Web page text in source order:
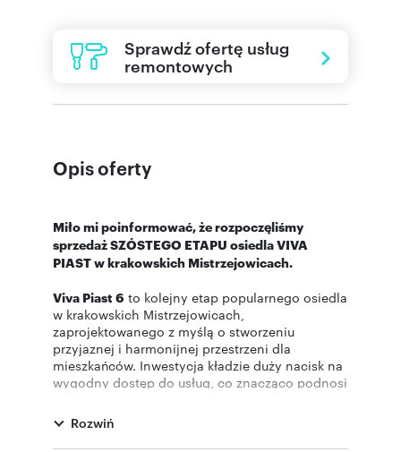
Sprawdź ofertę usług
remontowych
Opis oferty
Miło mi poinformować, że rozpoczęliśmy
sprzedaż SZÓSTEGO ETAPU osiedla VIVA
PIAST w krakowskich Mistrzejowicach.
Viva Piast 6 to kolejny etap popularnego osiedla
w krakowskich Mistrzejowicach,
zaprojektowanego z myślą o stworzeniu
przyjaznej i harmonijnej przestrzeni dla
mieszkańców. Inwestycja kładzie duży nacisk na
wygodny dostęp do usług, co znacząco podnosi
położenie oraz łatwy dostęp do centrum miasta
– zarówno dla kierowców, jak i osób
Rozwiń